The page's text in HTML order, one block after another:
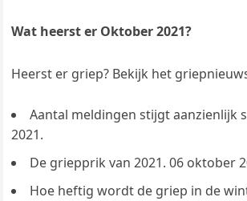
Wat heerst er Oktober 2021?
Heerst er griep? Bekijk het
Aantal meldingen stijgt aanzienlijk
2021.
De griepprik van 2021. 06 oktober
Hoe heftig wordt de griep in de